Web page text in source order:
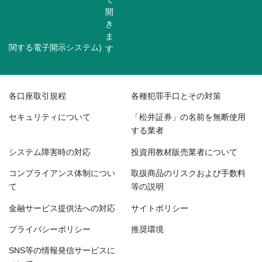
関する電子開示システム)
各口座取引規程 各種犯罪手口とその対策
セキュリティについて 「松井証券」の名前を無断使用
する業者
システム障害時の対応 投資用教材販売業者について
コンプライアンス体制につい
て
取扱商品のリスクおよび手数料
等の説明
金融サービス提供法への対応 サイトポリシー
プライバシーポリシー 推奨環境
SNS等の情報発信サービスに